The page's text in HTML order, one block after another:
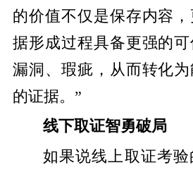
的价值不仅是保存内容
据形成过程具备更强的
漏洞、瑕疵，从而转化
的证据。”
线下取证智勇破局
如果说线上取证考